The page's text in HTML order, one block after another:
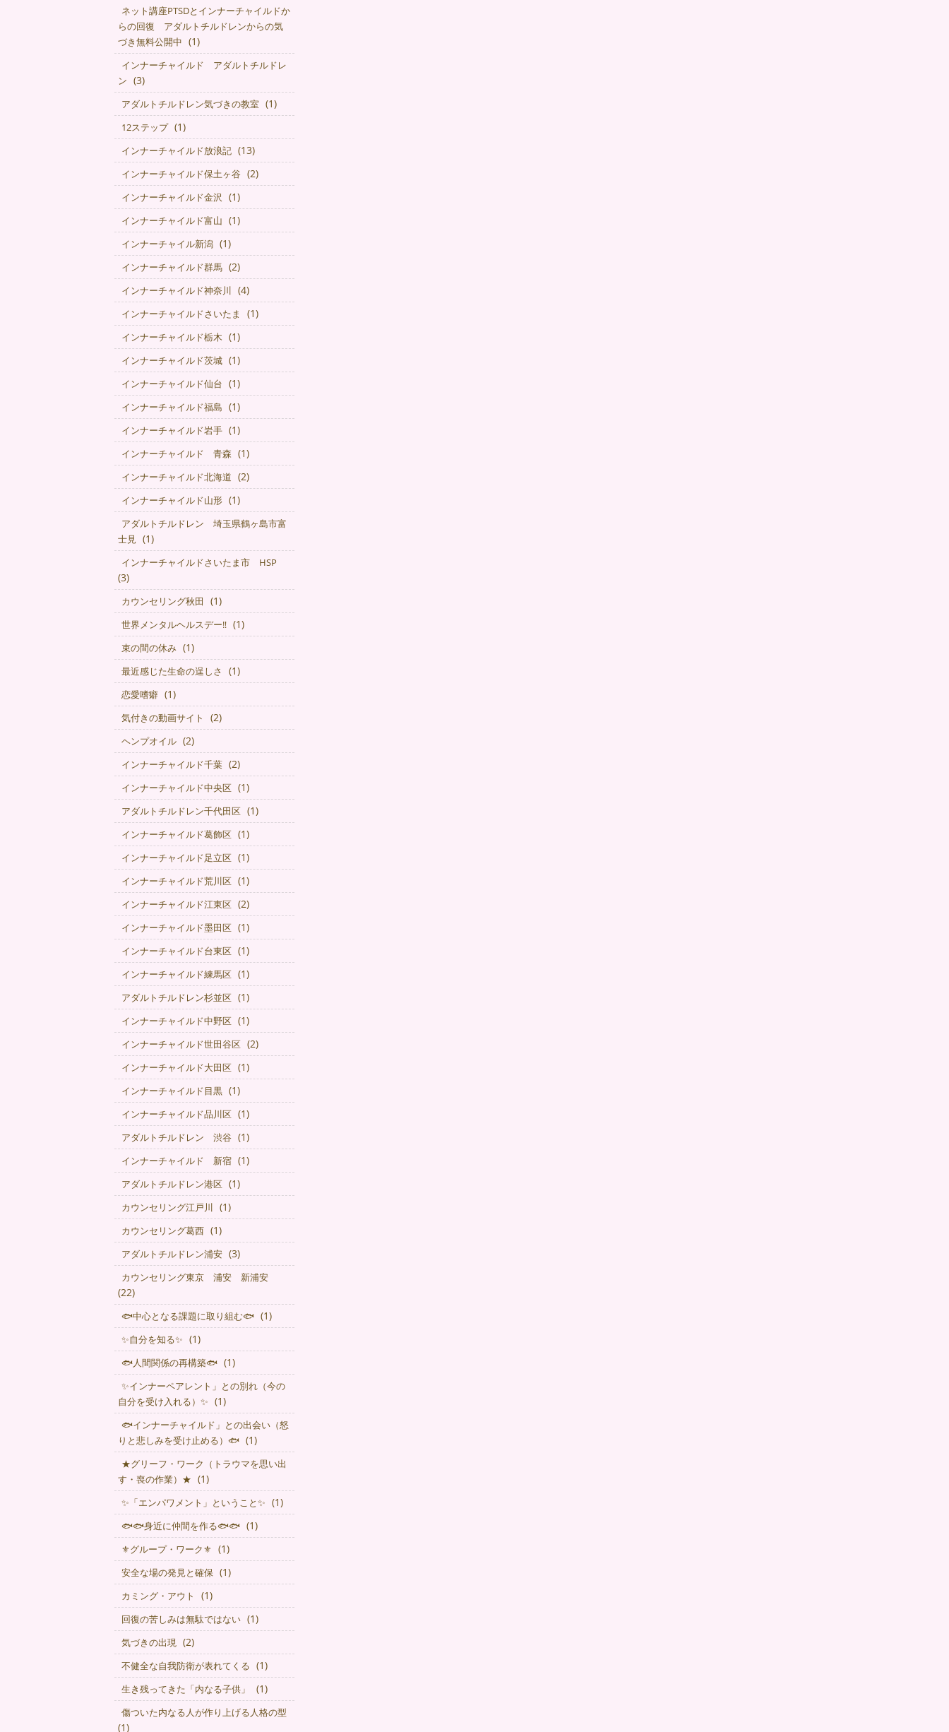
ネット講座PTSDとインナーチャイルドか
らの回復 アダルトチルドレンからの気
づき無料公開中 (1)
インナーチャイルド アダルトチルドレ
ン (3)
アダルトチルドレン気づきの教室 (1)
12ステップ (1)
インナーチャイルド放浪記 (13)
インナーチャイルド保土ヶ谷 (2)
インナーチャイルド金沢 (1)
インナーチャイルド富山 (1)
インナーチャイル新潟 (1)
インナーチャイルド群馬 (2)
インナーチャイルド神奈川 (4)
インナーチャイルドさいたま (1)
インナーチャイルド栃木 (1)
インナーチャイルド茨城 (1)
インナーチャイルド仙台 (1)
インナーチャイルド福島 (1)
インナーチャイルド岩手 (1)
インナーチャイルド 青森 (1)
インナーチャイルド北海道 (2)
インナーチャイルド山形 (1)
アダルトチルドレン 埼玉県鶴ヶ島市富
士見 (1)
インナーチャイルドさいたま市 HSP
(3)
カウンセリング秋田 (1)
世界メンタルヘルスデー‼️ (1)
束の間の休み (1)
最近感じた生命の逞しさ (1)
恋愛嗜癖 (1)
気付きの動画サイト (2)
ヘンプオイル (2)
インナーチャイルド千葉 (2)
インナーチャイルド中央区 (1)
アダルトチルドレン千代田区 (1)
インナーチャイルド葛飾区 (1)
インナーチャイルド足立区 (1)
インナーチャイルド荒川区 (1)
インナーチャイルド江東区 (2)
インナーチャイルド墨田区 (1)
インナーチャイルド台東区 (1)
インナーチャイルド練馬区 (1)
アダルトチルドレン杉並区 (1)
インナーチャイルド中野区 (1)
インナーチャイルド世田谷区 (2)
インナーチャイルド大田区 (1)
インナーチャイルド目黒 (1)
インナーチャイルド品川区 (1)
アダルトチルドレン 渋谷 (1)
インナーチャイルド 新宿 (1)
アダルトチルドレン港区 (1)
カウンセリング江戸川 (1)
カウンセリング葛西 (1)
アダルトチルドレン浦安 (3)
カウンセリング東京 浦安 新浦安
(22)
🐟中心となる課題に取り組む🐟 (1)
✨自分を知る✨ (1)
🐟人間関係の再構築🐟 (1)
✨インナーペアレント」との別れ（今の
自分を受け入れる）✨ (1)
🐟インナーチャイルド」との出会い（怒
りと悲しみを受け止める）🐟 (1)
★グリーフ・ワーク（トラウマを思い出
す・喪の作業）★ (1)
✨「エンパワメント」ということ✨ (1)
🐟🐟身近に仲間を作る🐟🐟 (1)
⚜グループ・ワーク⚜ (1)
安全な場の発見と確保 (1)
カミング・アウト (1)
回復の苦しみは無駄ではない (1)
気づきの出現 (2)
不健全な自我防衛が表れてくる (1)
生き残ってきた「内なる子供」 (1)
傷ついた内なる人が作り上げる人格の型
(1)